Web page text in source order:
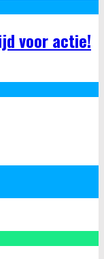
voor actie!